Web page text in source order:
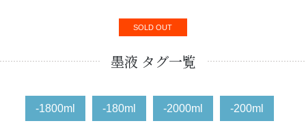
SOLD OUT
墨液 タグ一覧
-1800ml -180ml -2000ml -200ml